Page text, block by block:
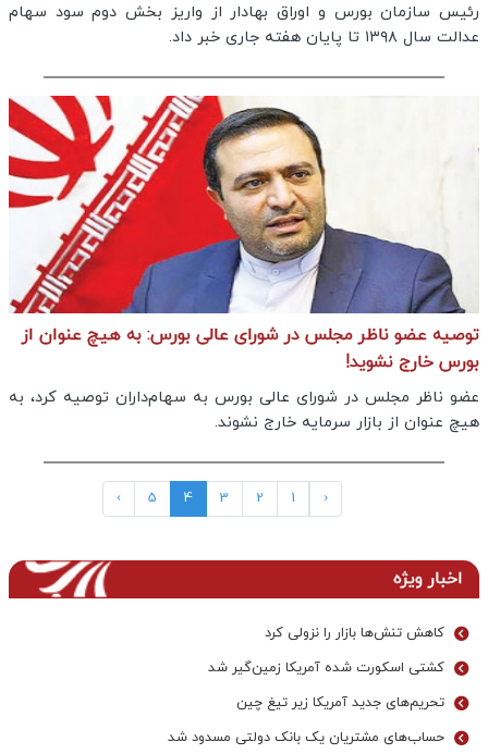
رئیس سازمان بورس و اوراق بهادار از واریز بخش دوم سود سهام
عدالت سال ۱۳۹۸ تا پایان هفته جاری خبر داد.
توصیه عضو ناظر مجلس در شورای عالی بورس: به هیچ عنوان از
بورس خارج نشوید!
عضو ناظر مجلس در شورای عالی بورس به سهام‌داران توصیه کرد، به
هیچ عنوان از بازار سرمایه خارج نشوند.
‹
1
2
3
4
5
›
اخبار ویژه
کاهش تنش‌ها بازار را نزولی کرد
کشتی اسکورت شده آمریکا زمین‌گیر شد
تحریم‌های جدید آمریکا زیر تیغ چین
حساب‌های مشتریان یک بانک‌ دولتی مسدود شد